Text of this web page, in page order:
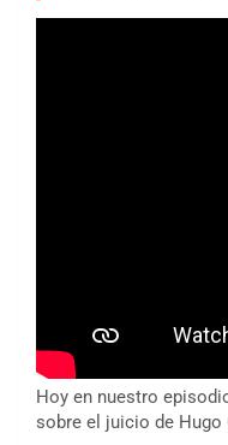
Hoy en nuestro
sobre el juicio de Hugo